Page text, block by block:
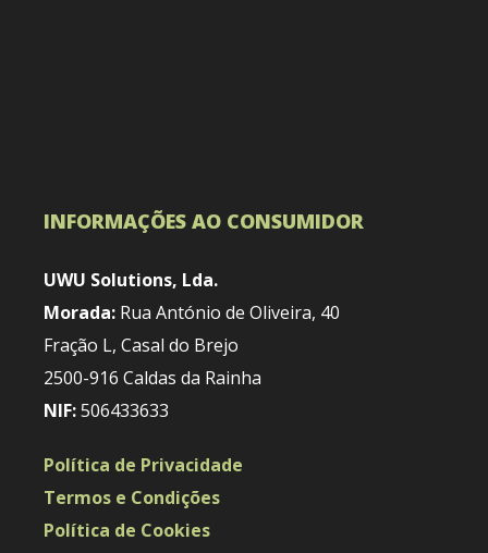
INFORMAÇÕES AO CONSUMIDOR
UWU Solutions, Lda.
Morada: Rua António de Oliveira, 40
Fração L, Casal do Brejo
2500-916 Caldas da Rainha
NIF:506433633
Política de Privacidade
Termos e Condições
Política de Cookies